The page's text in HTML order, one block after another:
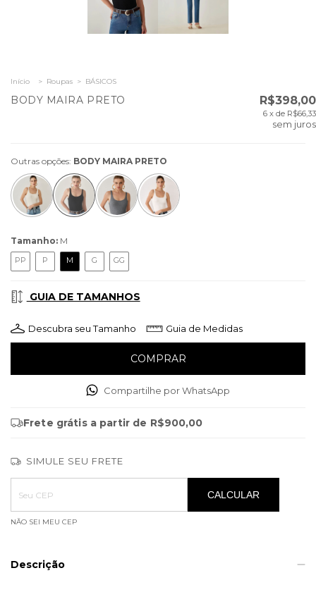
Início > Roupas > BÁSICOS
BODY MAIRA PRETO R$398,00
6 x de R$66,33
sem juros
Outras opções: BODY MAIRA PRETO
Tamanho: M
PP P M G GG
GUIA DE TAMANHOS
Descubra seu Tamanho Guia de Medidas
Compartilhe por WhatsApp
Frete grátis a partir de R$900,00
SIMULE SEU FRETE
Entregas para o CEP:
ALTERAR CEP
CALCULAR
NÃO SEI MEU CEP
Descrição